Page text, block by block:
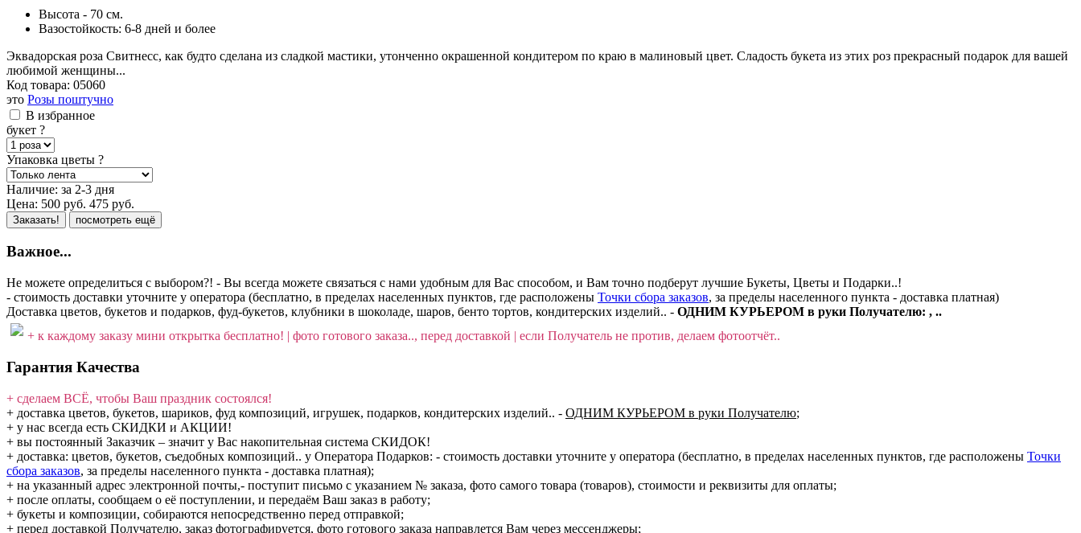
Высота - 70 см.
Вазостойкость: 6-8 дней и более
Эквадорская роза Свитнесс, как будто сделана из сладкой мастики, утонченно окрашенной кондитером по краю в малиновый цвет. Сладость букета из этих роз прекрасный подарок для вашей
любимой женщины...
Код товара: 05060
это Розы поштучно
В избранное
букет ?
Упаковка цветы ?
Наличие: за 2-3 дня
Цена: 500 руб. 475 руб.
Заказать! посмотреть ещё
Важное...
Не можете определиться с выбором?! - Вы всегда можете связаться с нами удобным для Вас способом, и Вам точно подберут лучшие Букеты, Цветы и Подарки..!
- стоимость доставки уточните у оператора (бесплатно, в пределах населенных пунктов, где расположены Точки сбора заказов, за пределы населенного пункта - доставка платная)
Доставка цветов, букетов и подарков, фуд-букетов, клубники в шоколаде, шаров, бенто тортов, кондитерских изделий.. - ОДНИМ КУРЬЕРОМ в руки Получателю: , ..
+ к каждому заказу мини открытка бесплатно! | фото готового заказа.., перед доставкой | если Получатель не против, делаем фотоотчёт..
Гарантия Качества
+ сделаем ВСЁ, чтобы Ваш праздник состоялся!
+ доставка цветов, букетов, шариков, фуд композиций, игрушек, подарков, кондитерских изделий.. - ОДНИМ КУРЬЕРОМ в руки Получателю;
+ у нас всегда есть СКИДКИ и АКЦИИ!
+ вы постоянный Заказчик – значит у Вас накопительная система СКИДОК!
+ доставка: цветов, букетов, съедобных композиций.. у Оператора Подарков: - стоимость доставки уточните у оператора (бесплатно, в пределах населенных пунктов, где расположены Точки
сбора заказов, за пределы населенного пункта - доставка платная);
+ на указанный адрес электронной почты,- поступит письмо с указанием № заказа, фото самого товара (товаров), стоимости и реквизиты для оплаты;
+ после оплаты, сообщаем о её поступлении, и передаём Ваш заказ в работу;
+ букеты и композиции, собираются непосредственно перед отправкой;
+ перед доставкой Получателю, заказ фотографируется, фото готового заказа направлется Вам через мессенджеры;